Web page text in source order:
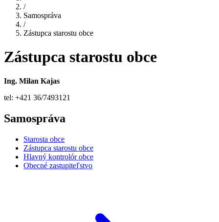
/
Samospráva
/
Zástupca starostu obce
Zástupca starostu obce
Ing. Milan Kajas
tel: +421 36/7493121
Samospráva
Starosta obce
Zástupca starostu obce
Hlavný kontrolór obce
Obecné zastupiteľstvo